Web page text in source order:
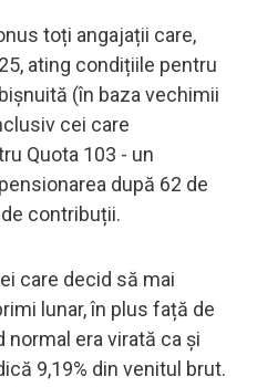
toți angajații care,
ating condițiile pentru
(în baza vechimii
cei care
Quota 103 - un
după 62 de
contribuții.
care decid să mai
lunar, în plus față de
normal era virată ca și
9,19% din venitul brut.